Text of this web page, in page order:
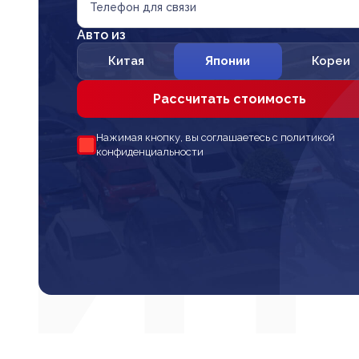
Телефон для связи
Авто из
Китая Японии Кореи
Рассчитать стоимость
Нажимая кнопку, вы соглашаетесь с политикой
конфиденциальности